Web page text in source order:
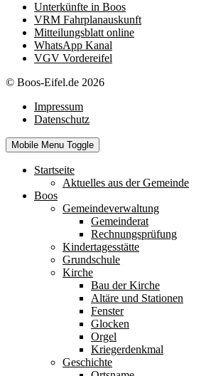
Unterkünfte in Boos
VRM Fahrplanauskunft
Mitteilungsblatt online
WhatsApp Kanal
VGV Vordereifel
© Boos-Eifel.de 2026
Impressum
Datenschutz
Mobile Menu Toggle
Startseite
Aktuelles aus der Gemeinde
Boos
Gemeindeverwaltung
Gemeinderat
Rechnungsprüfung
Kindertagesstätte
Grundschule
Kirche
Bau der Kirche
Altäre und Stationen
Fenster
Glocken
Orgel
Kriegerdenkmal
Geschichte